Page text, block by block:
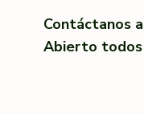
Contáctanos
Abierto todos